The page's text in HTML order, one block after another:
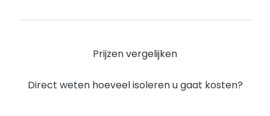
Prijzen vergelijken
Direct weten hoeveel isoleren u gaat kosten?